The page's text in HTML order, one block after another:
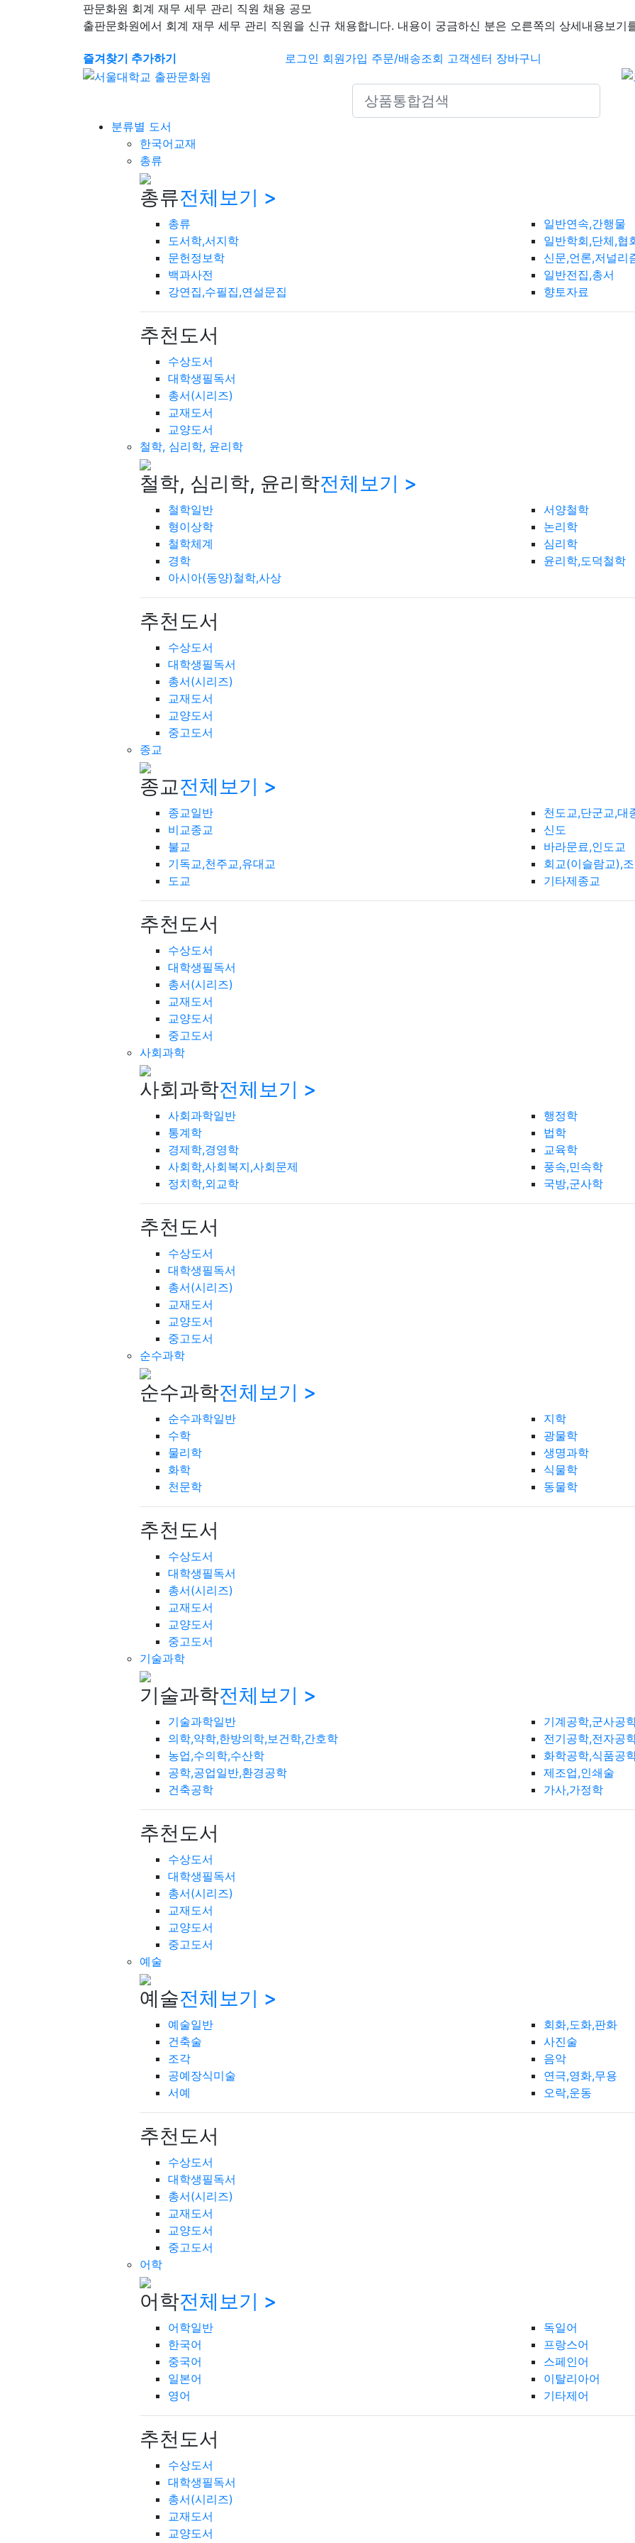
판문화원 회계 재무 세무 관리 직원 채용 공모
출판문화원에서 회계 재무 세무 관리 직원을 신규 채용합니다. 내용이 궁금하신 분은 오른쪽의 상세내용보기
즐겨찾기 추가하기 로그인 회원가입 주문/배송조회 고객센터 장바구니
Search icons
분류별 도서
한국어교재
총류
총류전체보기 >
총류
도서학,서지학
문헌정보학
백과사전
강연집,수필집,연설문집
일반연속,간행물
일반학회,단체,협
신문,언론,저널리
일반전집,총서
향토자료
추천도서
수상도서
대학생필독서
총서(시리즈)
교재도서
교양도서
철학, 심리학, 윤리학
철학, 심리학, 윤리학전체보기 >
철학일반
형이상학
철학체계
경학
아시아(동양)철학,사상
서양철학
논리학
심리학
윤리학,도덕철학
추천도서
수상도서
대학생필독서
총서(시리즈)
교재도서
교양도서
중고도서
종교
종교전체보기 >
종교일반
비교종교
불교
기독교,천주교,유대교
도교
천도교,단군교,대
신도
바라문료,인도교
회교(이슬람교),
기타제종교
추천도서
수상도서
대학생필독서
총서(시리즈)
교재도서
교양도서
중고도서
사회과학
사회과학전체보기 >
사회과학일반
통계학
경제학,경영학
사회학,사회복지,사회문제
정치학,외교학
행정학
법학
교육학
풍속,민속학
국방,군사학
추천도서
수상도서
대학생필독서
총서(시리즈)
교재도서
교양도서
중고도서
순수과학
순수과학전체보기 >
순수과학일반
수학
물리학
화학
천문학
지학
광물학
생명과학
식물학
동물학
추천도서
수상도서
대학생필독서
총서(시리즈)
교재도서
교양도서
중고도서
기술과학
기술과학전체보기 >
기술과학일반
의학,약학,한방의학,보건학,간호학
농업,수의학,수산학
공학,공업일반,환경공학
건축공학
기계공학,군사공
전기공학,전자공
화학공학,식품공
제조업,인쇄술
가사,가정학
추천도서
수상도서
대학생필독서
총서(시리즈)
교재도서
교양도서
중고도서
예술
예술전체보기 >
예술일반
건축술
조각
공예장식미술
서예
회화,도화,판화
사진술
음악
연극,영화,무용
오락,운동
추천도서
수상도서
대학생필독서
총서(시리즈)
교재도서
교양도서
중고도서
어학
어학전체보기 >
어학일반
한국어
중국어
일본어
영어
독일어
프랑스어
스페인어
이탈리아어
기타제어
추천도서
수상도서
대학생필독서
총서(시리즈)
교재도서
교양도서